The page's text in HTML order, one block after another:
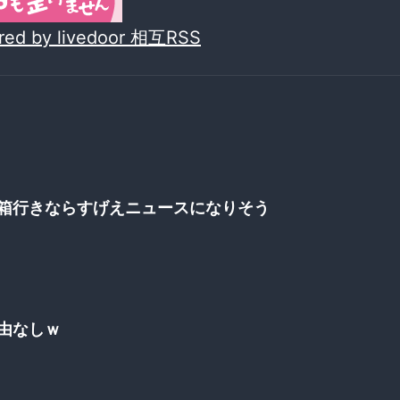
by livedoor 相互RSS
行きならすげえニュースになりそう
なしｗ